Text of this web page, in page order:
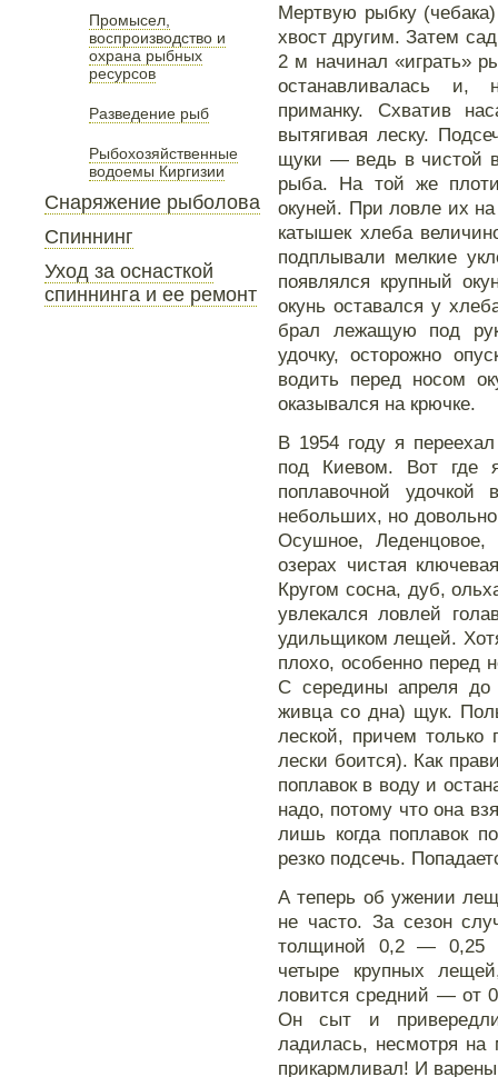
Промысел,
воспроизводство и
охрана рыбных
ресурсов
Разведение рыб
Рыбохозяйственные
водоемы Киргизии
Снаряжение рыболова
Спиннинг
Уход за оснасткой
спиннинга и ее ремонт
Мертвую рыбку
хвост другим. Затем
2 м начинал «играть»
останавливалась и,
приманку. Схватив
вытягивая леску.
щуки — ведь в чистой
рыба. На той же
окуней. При ловле их
катышек хлеба
подплывали мелкие
появлялся крупный
окунь оставался у
брал лежащую под
удочку, осторожно
водить перед носом
оказывался на крючке.
В 1954 году я
под Киевом. Вот где
поплавочной
небольших, но
Осушное,
озерах чистая
Кругом сосна, дуб,
увлекался ловлей
удильщиком лещей.
плохо, особенно перед
С середины апреля
живца со дна) щук.
леской, причем только
лески боится). Как
поплавок в воду и
надо, потому что она
лишь когда поплавок
резко подсечь.
А теперь об ужении
не часто. За сезон
толщиной 0,2 — 0,25
четыре крупных
ловится средний — от
Он сыт и
ладилась, несмотря
прикармливал! И